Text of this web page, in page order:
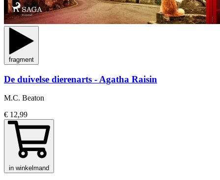
fragment
De duivelse dierenarts - Agatha Raisin
M.C. Beaton
€ 12,99
in winkelmand